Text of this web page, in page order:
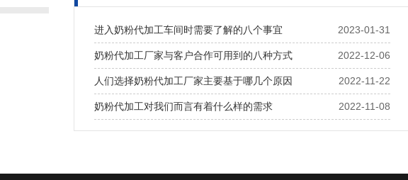
2023-01-31
进入奶粉代加工车间时需要了解的八个事宜
2022-12-06
奶粉代加工厂家与客户合作可用到的八种方式
2022-11-22
人们选择奶粉代加工厂家主要基于哪几个原因
2022-11-08
奶粉代加工对我们而言有着什么样的需求